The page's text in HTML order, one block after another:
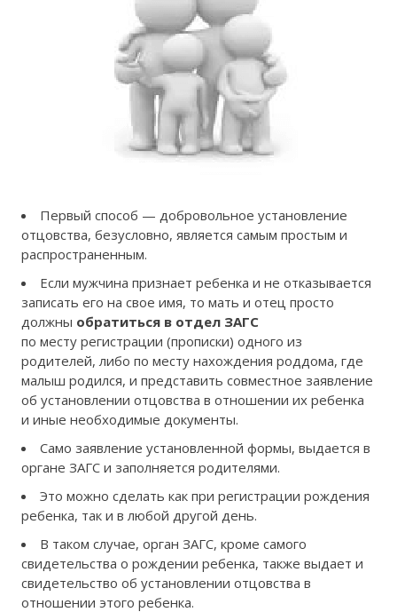
Первый способ — добровольное установление
отцовства, безусловно, является самым простым и
распространенным.
Если мужчина признает ребенка и не отказывается
записать его на свое имя, то мать и отец просто
должны обратиться в отдел ЗАГС
по месту регистрации (прописки) одного из
родителей, либо по месту нахождения роддома, где
малыш родился, и представить совместное заявление
об установлении отцовства в отношении их ребенка
и иные необходимые документы.
Само заявление установленной формы, выдается в
органе ЗАГС и заполняется родителями.
Это можно сделать как при регистрации рождения
ребенка, так и в любой другой день.
В таком случае, орган ЗАГС, кроме самого
свидетельства о рождении ребенка, также выдает и
свидетельство об установлении отцовства в
отношении этого ребенка.